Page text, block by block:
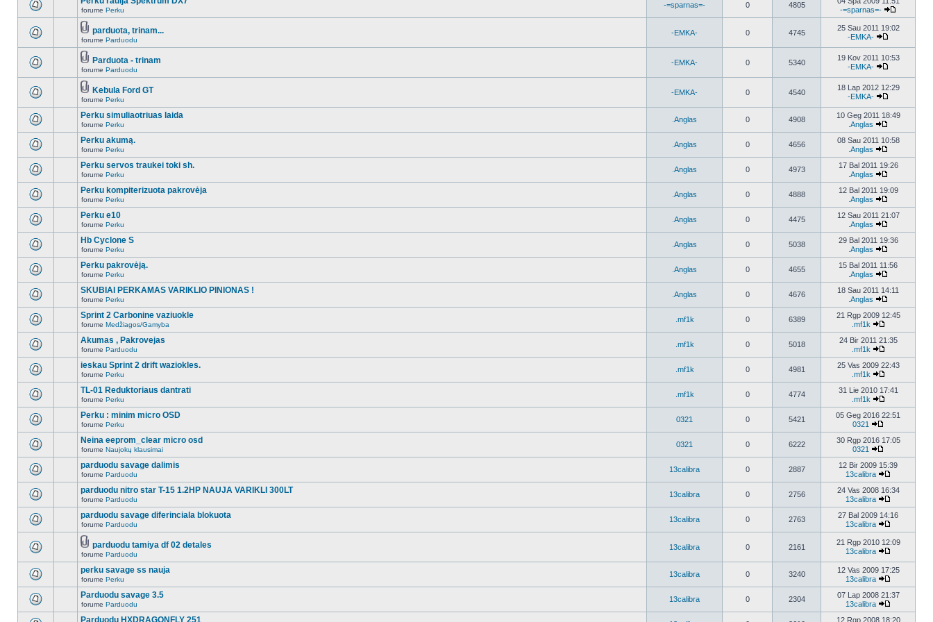
forume Perku
-=sparnas=- 0 4805
-=sparnas=-
parduota, trinam...
forume Parduodu
-EMKA- 0 4745
25 Sau 2011 19:02
-EMKA-
Parduota - trinam
forume Parduodu
-EMKA- 0 5340
19 Kov 2011 10:53
-EMKA-
Kebula Ford GT
forume Perku
-EMKA- 0 4540
18 Lap 2012 12:29
-EMKA-
Perku simuliaotriuas laida
forume Perku
.Anglas 0 4908
10 Geg 2011 18:49
.Anglas
Perku akumą.
forume Perku
.Anglas 0 4656
08 Sau 2011 10:58
.Anglas
Perku servos traukei toki sh.
forume Perku
.Anglas 0 4973
17 Bal 2011 19:26
.Anglas
Perku kompiterizuota pakrovėja
forume Perku
.Anglas 0 4888
12 Bal 2011 19:09
.Anglas
Perku e10
forume Perku
.Anglas 0 4475
12 Sau 2011 21:07
.Anglas
Hb Cyclone S
forume Perku
.Anglas 0 5038
29 Bal 2011 19:36
.Anglas
Perku pakrovėją.
forume Perku
.Anglas 0 4655
15 Bal 2011 11:56
.Anglas
SKUBIAI PERKAMAS VARIKLIO PINIONAS !
forume Perku
.Anglas 0 4676
18 Sau 2011 14:11
.Anglas
Sprint 2 Carbonine vaziuokle
forume Medžiagos/Gamyba
.mf1k 0 6389
21 Rgp 2009 12:45
.mf1k
Akumas , Pakrovejas
forume Parduodu
.mf1k 0 5018
24 Bir 2011 21:35
.mf1k
ieskau Sprint 2 drift waziokles.
forume Perku
.mf1k 0 4981
25 Vas 2009 22:43
.mf1k
TL-01 Reduktoriaus dantrati
forume Perku
.mf1k 0 4774
31 Lie 2010 17:41
.mf1k
Perku : minim micro OSD
forume Perku
0321 0 5421
05 Geg 2016 22:51
0321
Neina eeprom_clear micro osd
forume Naujokų klausimai
0321 0 6222
30 Rgp 2016 17:05
0321
parduodu savage dalimis
forume Parduodu
13calibra 0 2887
12 Bir 2009 15:39
13calibra
parduodu nitro star T-15 1.2HP NAUJA VARIKLI 300LT
forume Parduodu
13calibra 0 2756
24 Vas 2008 16:34
13calibra
parduodu savage diferinciala blokuota
forume Parduodu
13calibra 0 2763
27 Bal 2009 14:16
13calibra
parduodu tamiya df 02 detales
forume Parduodu
13calibra 0 2161
21 Rgp 2010 12:09
13calibra
perku savage ss nauja
forume Perku
13calibra 0 3240
12 Vas 2009 17:25
13calibra
Parduodu savage 3.5
forume Parduodu
13calibra 0 2304
07 Lap 2008 21:37
13calibra
Parduodu HXDRAGONFLY 251 12 Rgp 2008 18:20